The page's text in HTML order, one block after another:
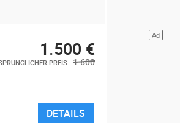
1.500 €
PREIS : 1.600
DETAILS